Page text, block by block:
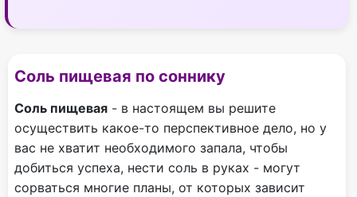
Соль пищевая по соннику
Соль пищевая - в настоящем вы решите
осуществить какое-то перспективное дело, но у
вас не хватит необходимого запала, чтобы
добиться успеха, нести соль в руках - могут
сорваться многие планы, от которых зависит